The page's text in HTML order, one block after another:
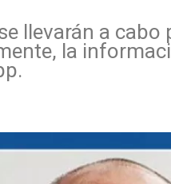
llevarán a
la